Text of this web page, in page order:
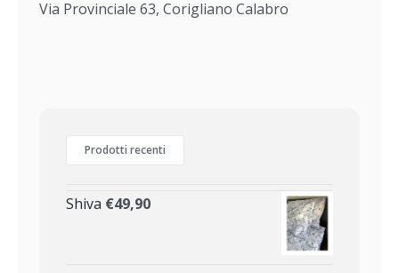
Via Provinciale 63, Corigliano Calabro
Prodotti recenti
Shiva €49,90